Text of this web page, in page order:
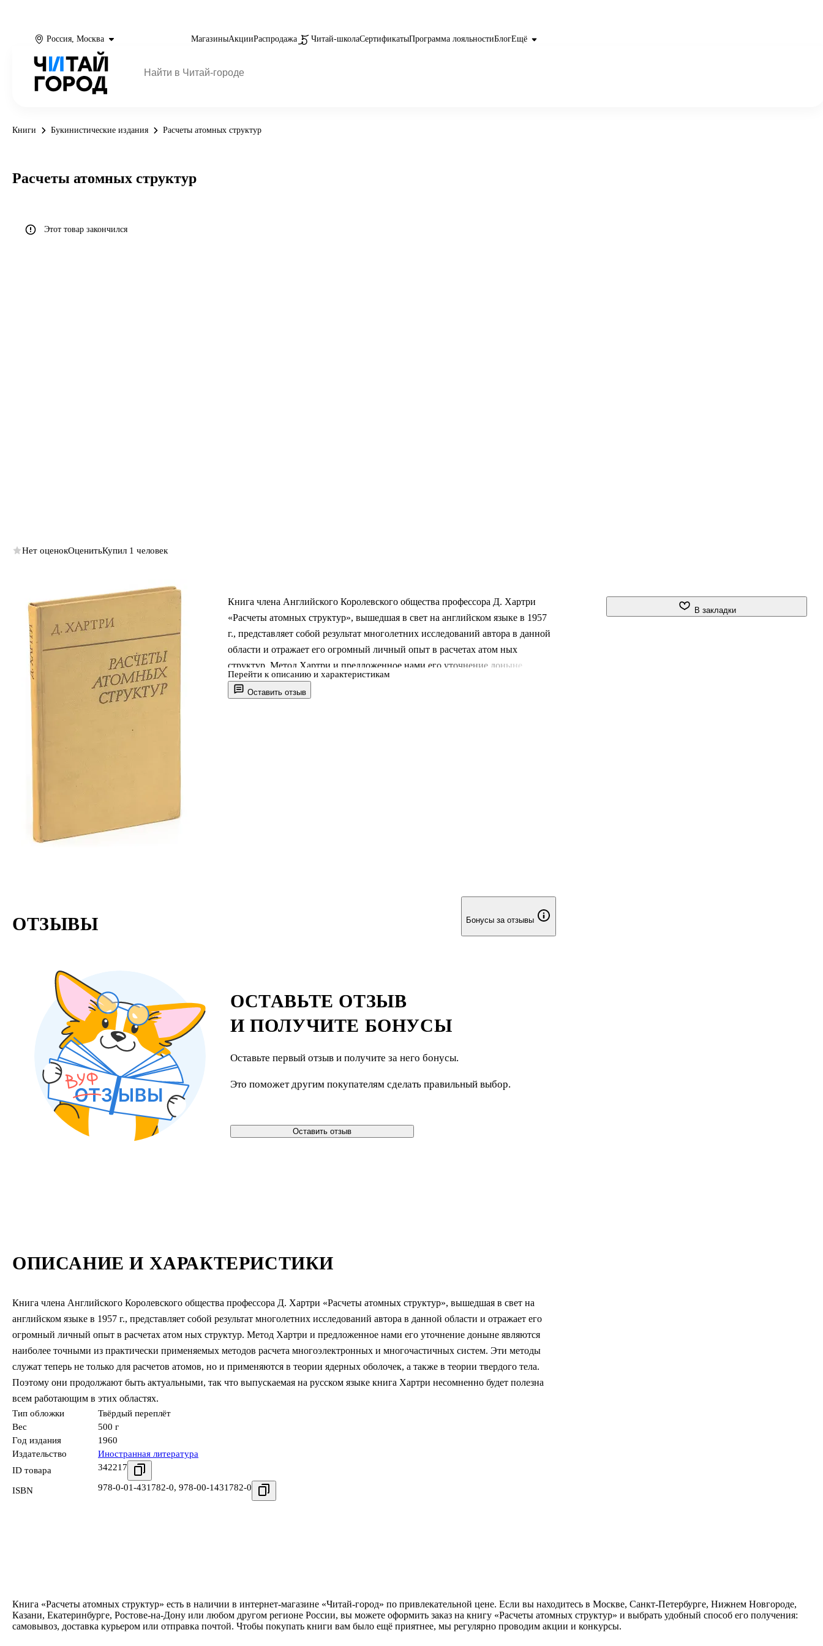
Россия, Москва МагазиныАкцииРаспродажа Читай-школаСертификатыПрограмма лояльностиБлогЕщё
Книги Букинистические издания Расчеты атомных структур
Оставить отзыв
Книга члена Английского Королевского общества про­фессора Д. Хартри
«Расчеты атомных структур», вышедшая в свет на английском языке в 1957
г., представляет собой результат многолетних исследований автора в данной
обла­сти и отражает его огромный личный опыт в расчетах атом­ ных
структур. Метод Хартри и предложенное нами его уточнение доныне
являются наиболее точными из практи­чески применяемых методов расчета
многоэлектронных и многочастичных систем. Эти методы служат теперь не
Перейти к описанию и характеристикам
Расчеты атомных структур
Этот товар закончился
Нет оценокОценитьКупил 1 человек
В закладки
ОПИСАНИЕ И ХАРАКТЕРИСТИКИ
Книга члена Английского Королевского общества про­фессора Д. Хартри «Расчеты атомных структур», вышедшая в свет на
английском языке в 1957 г., представляет собой результат многолетних исследований автора в данной обла­сти и отражает его
огромный личный опыт в расчетах атом­ ных структур. Метод Хартри и предложенное нами его уточнение доныне являются
наиболее точными из практи­чески применяемых методов расчета многоэлектронных и многочастичных систем. Эти методы
служат теперь не только для расчетов атомов, но и применяются в теории ядерных оболочек, а также в теории твердого тела.
Поэтому они продолжают быть актуальными, так что выпускаемая на русском языке книга Хартри несомненно будет полезна
всем работающим в этих областях.
Тип обложки
Твёрдый переплёт
Вес
500 г
Год издания
1960
Издательство
Иностранная литература
ID товара
342217
ISBN 978-0-01-431782-0, 978-00-1431782-0
ОТЗЫВЫ Бонусы за отзывы
ОСТАВЬТЕ ОТЗЫВ
И ПОЛУЧИТЕ БОНУСЫ
Оставьте первый отзыв и получите за него бонусы.
Это поможет другим покупателям сделать правильный выбор.
Оставить отзыв
Книга «Расчеты атомных структур» есть в наличии в интернет-магазине «Читай-город» по привлекательной цене. Если вы находитесь в Москве, Санкт-Петербурге, Нижнем Новгороде,
Казани, Екатеринбурге, Ростове-на-Дону или любом другом регионе России, вы можете оформить заказ на книгу «Расчеты атомных структур» и выбрать удобный способ его получения:
самовывоз, доставка курьером или отправка почтой. Чтобы покупать книги вам было ещё приятнее, мы регулярно проводим акции и конкурсы.